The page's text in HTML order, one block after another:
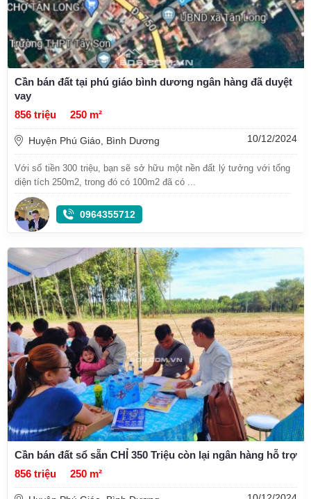
Cần bán đất tại phú giáo bình dương ngân hàng đã duyệt
vay
856 triệu
250 m²
Huyện Phú Giáo, Bình Dương 10/12/2024
Với số tiền 300 triệu, bạn sẽ sở hữu một nền đất lý tưởng với tổng
diện tích 250m2, trong đó có 100m2 đã có ...
0964355712
Cần bán đất sổ sẵn CHỈ 350 Triệu còn lại ngân hàng hỗ trợ
856 triệu
250 m²